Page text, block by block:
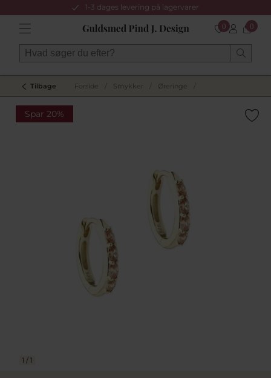
1-3 dages levering på lagervarer
0 0
Tilbage Forside Smykker Øreringe
Spar 20%
1 / 1